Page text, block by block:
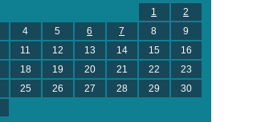
1
2
4 5 6 7 8
9
11 12 13 14 15
16
18 19 20 21 22
23
25 26 27 28 29
30